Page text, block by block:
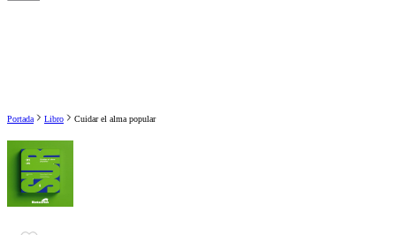
Portada Libro Cuidar el alma popular